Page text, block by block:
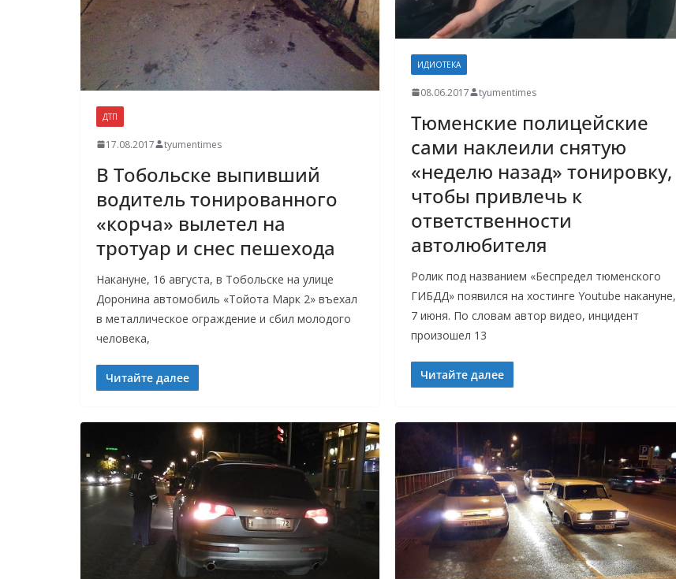
ДТП
17.08.2017 tyumentimes
В Тобольске выпивший
водитель тонированного
«корча» вылетел на
тротуар и снес пешехода
Накануне, 16 августа, в Тобольске на улице
Доронина автомобиль «Тойота Марк 2» въехал
в металлическое ограждение и сбил молодого
человека,
Читайте далее
ИДИОТЕКА
08.06.2017 tyumentimes
Тюменские полицейские
сами наклеили снятую
«неделю назад» тонировку,
чтобы привлечь к
ответственности
автолюбителя
Ролик под названием «Беспредел тюменского
ГИБДД» появился на хостинге Youtube накануне,
7 июня. По словам автор видео, инцидент
произошел 13
Читайте далее